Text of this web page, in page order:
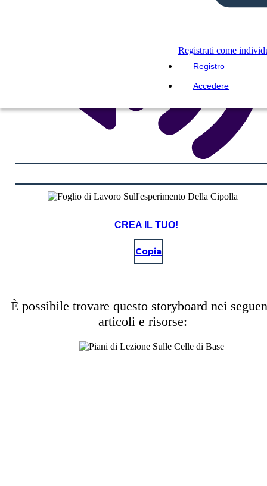
Registrati come
Registro
Accedere
CREA IL TUO!
Copia
È possibile trovare questo storyboard nei
articoli e risorse: